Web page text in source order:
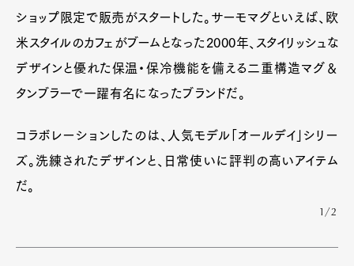
ショップ限定で販売がスタートした。サーモマグといえば、欧
米スタイルのカフェがブームとなった2000年、スタイリッシュな
デザインと優れた保温・保冷機能を備える二重構造マグ＆
タンブラーで一躍有名になったブランドだ。
コラボレーションしたのは、人気モデル「オールデイ」シリー
ズ。洗練されたデザインと、日常使いに評判の高いアイテム
だ。
1/2